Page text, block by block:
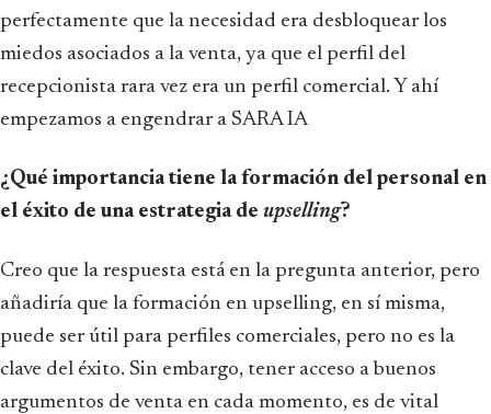
perfectamente que la necesidad era desbloquear los
miedos asociados a la venta, ya que el perfil del
recepcionista rara vez era un perfil comercial. Y ahí
empezamos a engendrar a SARA IA
¿Qué importancia tiene la formación del personal en
el éxito de una estrategia de upselling?
Creo que la respuesta está en la pregunta anterior, pero
añadiría que la formación en upselling, en sí misma,
puede ser útil para perfiles comerciales, pero no es la
clave del éxito. Sin embargo, tener acceso a buenos
argumentos de venta en cada momento, es de vital